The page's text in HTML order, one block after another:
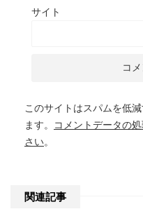
サイト
このサイトはスパムを低
ます。
コメントデータの
さい。
関連記事